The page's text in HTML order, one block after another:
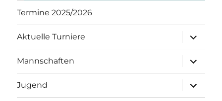
Termine 2025/2026
Aktuelle Turniere
öffnen
Mannschaften
öffnen
Jugend
öffnen